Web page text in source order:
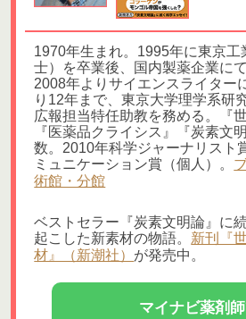
1970年生まれ。1995年に東京工
士）を卒業後、国内製薬企業に
2008年よりサイエンスライター
り12年まで、東京大学理学系研
広報担当特任助教を務める。『
『医薬品クライシス』『炭素文
数。2010年科学ジャーナリスト
ミュニケーション賞（個人）。
術館・分館
ベストセラー『炭素文明論』に
起こした新素材の物語。 新刊『
材』（新潮社） が発売中。
マイナビ薬剤